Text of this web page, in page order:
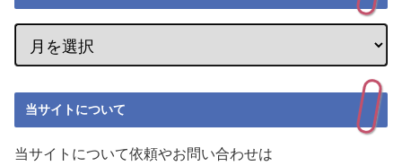
当サイトについて
当サイトについて依頼やお問い合わせは